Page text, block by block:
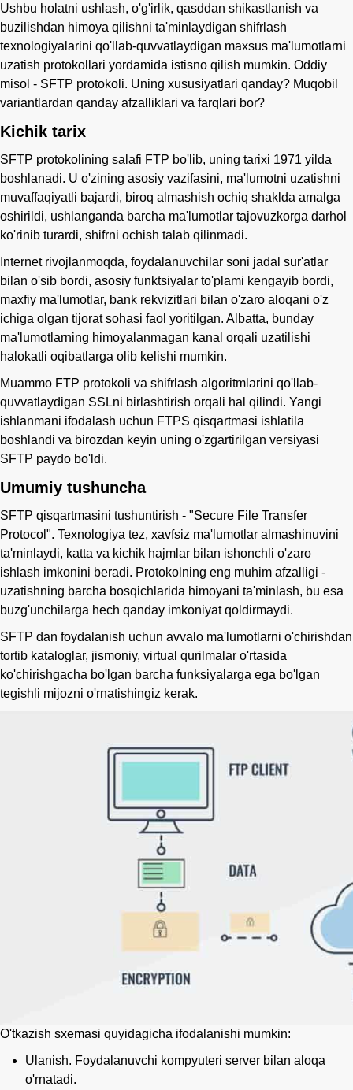
Ushbu holatni ushlash, o'g'irlik, qasddan shikastlanish va
buzilishdan himoya qilishni ta'minlaydigan shifrlash
texnologiyalarini qo'llab-quvvatlaydigan maxsus ma'lumotlarni
uzatish protokollari yordamida istisno qilish mumkin. Oddiy
misol - SFTP protokoli. Uning xususiyatlari qanday? Muqobil
variantlardan qanday afzalliklari va farqlari bor?
Kichik tarix
SFTP protokolining salafi FTP bo'lib, uning tarixi 1971 yilda
boshlanadi. U o'zining asosiy vazifasini, ma'lumotni uzatishni
muvaffaqiyatli bajardi, biroq almashish ochiq shaklda amalga
oshirildi, ushlanganda barcha ma'lumotlar tajovuzkorga darhol
ko'rinib turardi, shifrni ochish talab qilinmadi.
Internet rivojlanmoqda, foydalanuvchilar soni jadal sur'atlar
bilan o'sib bordi, asosiy funktsiyalar to'plami kengayib bordi,
maxfiy ma'lumotlar, bank rekvizitlari bilan o'zaro aloqani o'z
ichiga olgan tijorat sohasi faol yoritilgan. Albatta, bunday
ma'lumotlarning himoyalanmagan kanal orqali uzatilishi
halokatli oqibatlarga olib kelishi mumkin.
Muammo FTP protokoli va shifrlash algoritmlarini qo'llab-
quvvatlaydigan SSLni birlashtirish orqali hal qilindi. Yangi
ishlanmani ifodalash uchun FTPS qisqartmasi ishlatila
boshlandi va birozdan keyin uning o'zgartirilgan versiyasi
SFTP paydo bo'ldi.
Umumiy tushuncha
SFTP qisqartmasini tushuntirish - "Secure File Transfer
Protocol". Texnologiya tez, xavfsiz ma'lumotlar almashinuvini
ta'minlaydi, katta va kichik hajmlar bilan ishonchli o'zaro
ishlash imkonini beradi. Protokolning eng muhim afzalligi -
uzatishning barcha bosqichlarida himoyani ta'minlash, bu esa
buzg'unchilarga hech qanday imkoniyat qoldirmaydi.
SFTP dan foydalanish uchun avvalo ma'lumotlarni o'chirishdan
tortib kataloglar, jismoniy, virtual qurilmalar o'rtasida
ko'chirishgacha bo'lgan barcha funksiyalarga ega bo'lgan
tegishli mijozni o'rnatishingiz kerak.
O'tkazish sxemasi quyidagicha ifodalanishi mumkin:
Ulanish. Foydalanuvchi kompyuteri server bilan aloqa
o'rnatadi.